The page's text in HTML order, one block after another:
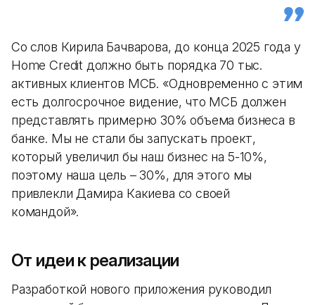
Со слов Кирила Бачварова, до конца 2025 года у
Home Credit должно быть порядка 70 тыс.
активных клиентов МСБ. «Одновременно с этим
есть долгосрочное видение, что МСБ должен
представлять примерно 30% объема бизнеса в
банке. Мы не стали бы запускать проект,
который увеличил бы наш бизнес на 5-10%,
поэтому наша цель – 30%, для этого мы
привлекли Дамира Какиева со своей
командой».
От идеи к реализации
Разработкой нового приложения руководил